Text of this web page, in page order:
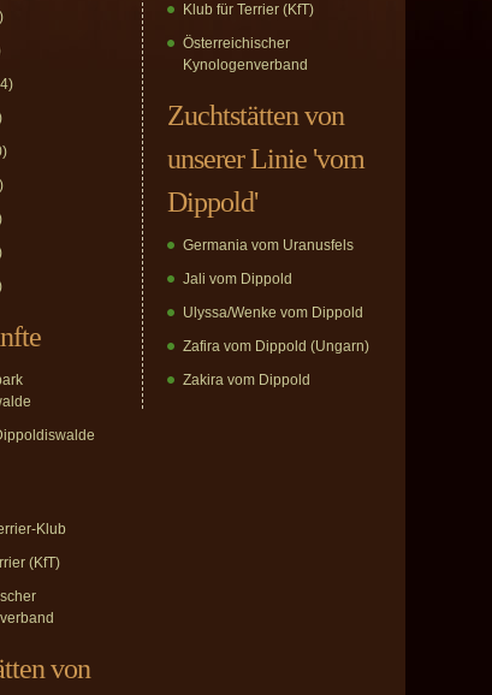
Klub
(KfT)
von
Klub für Terrier (KfT)
Österreichischer
Kynologenverband
Zuchtstätten von
unserer Linie 'vom
Dippold'
Germania vom Uranusfels
Jali vom Dippold
Ulyssa/Wenke vom Dippold
Zafira vom Dippold (Ungarn)
Zakira vom Dippold